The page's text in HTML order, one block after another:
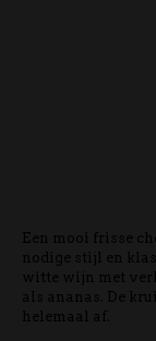
Een mooi frisse
nodige stijl en
witte wijn met
als ananas. De
helemaal af.